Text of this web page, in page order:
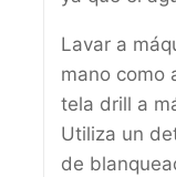
Lavar a
mano como
tela drill a
Utiliza un
de